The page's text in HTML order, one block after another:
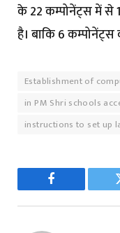
के 22 कम्पोनेंट्स में से
है। बाकि 6 कम्पोनेंट्स
Establishment of
in PM Shri schools
instructions to set up
Facebook